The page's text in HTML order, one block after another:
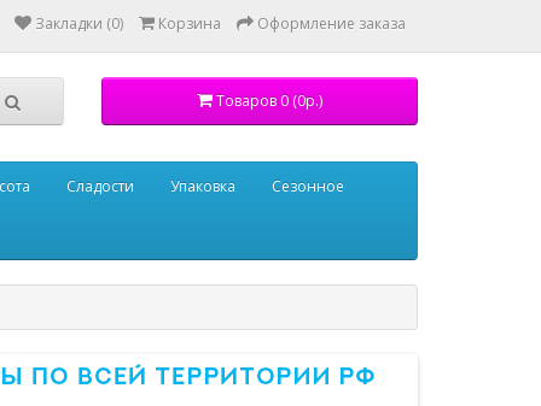
Закладки (0) Корзина Оформление заказа
Товаров 0 (0р.)
Сладости Упаковка Сезонное